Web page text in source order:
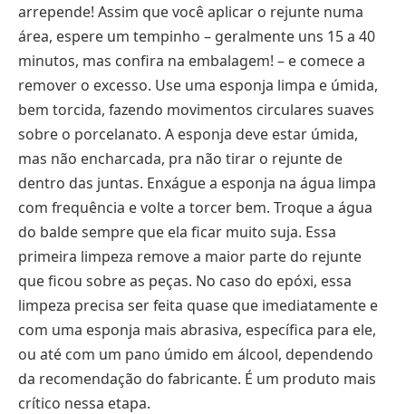
arrepende! Assim que você aplicar o rejunte numa
área, espere um tempinho – geralmente uns 15 a 40
minutos, mas confira na embalagem! – e comece a
remover o excesso. Use uma esponja limpa e úmida,
bem torcida, fazendo movimentos circulares suaves
sobre o porcelanato. A esponja deve estar úmida,
mas não encharcada, pra não tirar o rejunte de
dentro das juntas. Enxágue a esponja na água limpa
com frequência e volte a torcer bem. Troque a água
do balde sempre que ela ficar muito suja. Essa
primeira limpeza remove a maior parte do rejunte
que ficou sobre as peças. No caso do epóxi, essa
limpeza precisa ser feita quase que imediatamente e
com uma esponja mais abrasiva, específica para ele,
ou até com um pano úmido em álcool, dependendo
da recomendação do fabricante. É um produto mais
crítico nessa etapa.